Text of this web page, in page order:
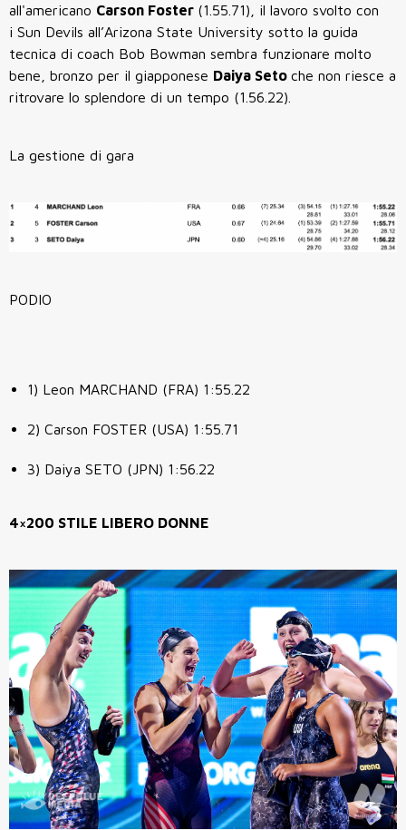
all'americano Carson Foster (1.55.71), il lavoro svolto con
i Sun Devils all’Arizona State University sotto la guida
tecnica di coach Bob Bowman sembra funzionare molto
bene, bronzo per il giapponese Daiya Seto che non riesce a
ritrovare lo splendore di un tempo (1.56.22).
La gestione di gara
PODIO
1) Leon MARCHAND (FRA) 1:55.22
2) Carson FOSTER (USA) 1:55.71
3) Daiya SETO (JPN) 1:56.22
4×200 STILE LIBERO DONNE